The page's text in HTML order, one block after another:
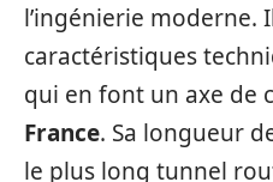
l’ingénierie moderne.
caractéristiques
qui en font un axe de
France. Sa longueur
le plus long tunnel